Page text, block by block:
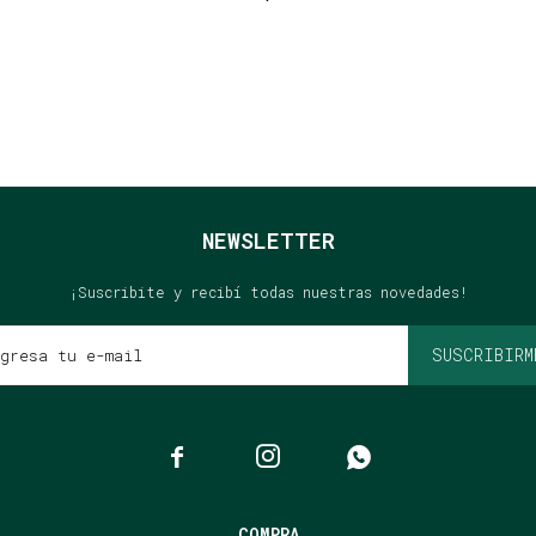
NEWSLETTER
¡Suscribite y recibí todas nuestras novedades!
  